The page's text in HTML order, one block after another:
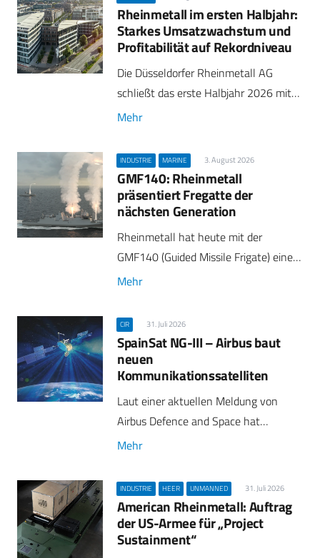
Rheinmetall im ersten Halbjahr:
Starkes Umsatzwachstum und
Profitabilität auf Rekordniveau
Die Düsseldorfer Rheinmetall AG
schließt das erste Halbjahr 2026 mit…
Mehr
INDUSTRIE MARINE 3. August 2026
GMF140: Rheinmetall
präsentiert Fregatte der
nächsten Generation
Rheinmetall hat heute mit der
GMF140 (Guided Missile Frigate) eine…
Mehr
CIR 31. Juli 2026
SpainSat NG-III – Airbus baut
neuen
Kommunikationssatelliten
Laut einer aktuellen Meldung von
Airbus Defence and Space hat…
Mehr
INDUSTRIE HEER UNMANNED 31. Juli 2026
American Rheinmetall: Auftrag
der US-Armee für „Project
Sustainment“